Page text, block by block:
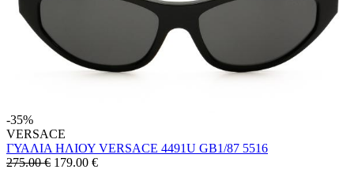
-35%
VERSACE
ΓΥΑΛΙΑ ΗΛΙΟΥ VERSACE 4491U GB1/87 5516
275.00 € 179.00 €